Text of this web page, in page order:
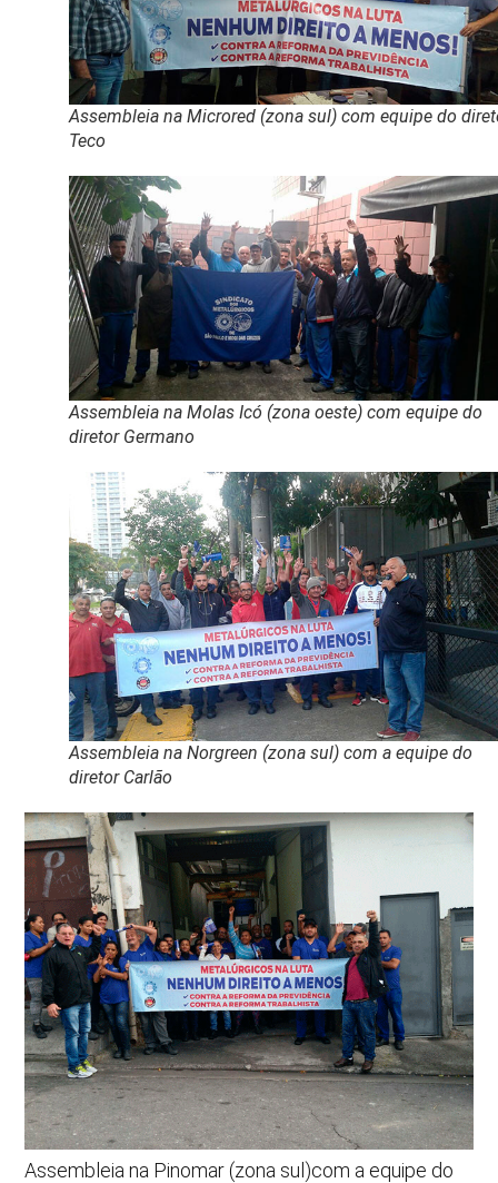
Assembleia na Microred (zona sul) com equipe do
Teco
Assembleia na Molas Icó (zona oeste) com equipe do
diretor Germano
Assembleia na Norgreen (zona sul) com a equipe do
diretor Carlão
Assembleia na Pinomar (zona sul)com a equipe do